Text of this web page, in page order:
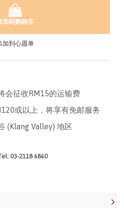
加到购物车
加到心愿单
会征收RM15的运输费
或以上，将享有免邮服务
(Klang Valley) 地区
03-2118 6860